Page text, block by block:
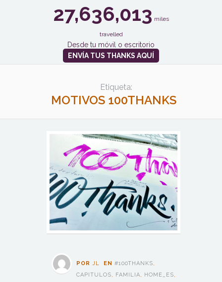
27,636,013 miles
travelled
Desde tu móvil o escritorio
ENVÍA TUS THANKS AQUÍ
Etiqueta:
MOTIVOS 100THANKS
POR JL EN #100THANKS
CAPITULOS
FAMILIA HOME_ES